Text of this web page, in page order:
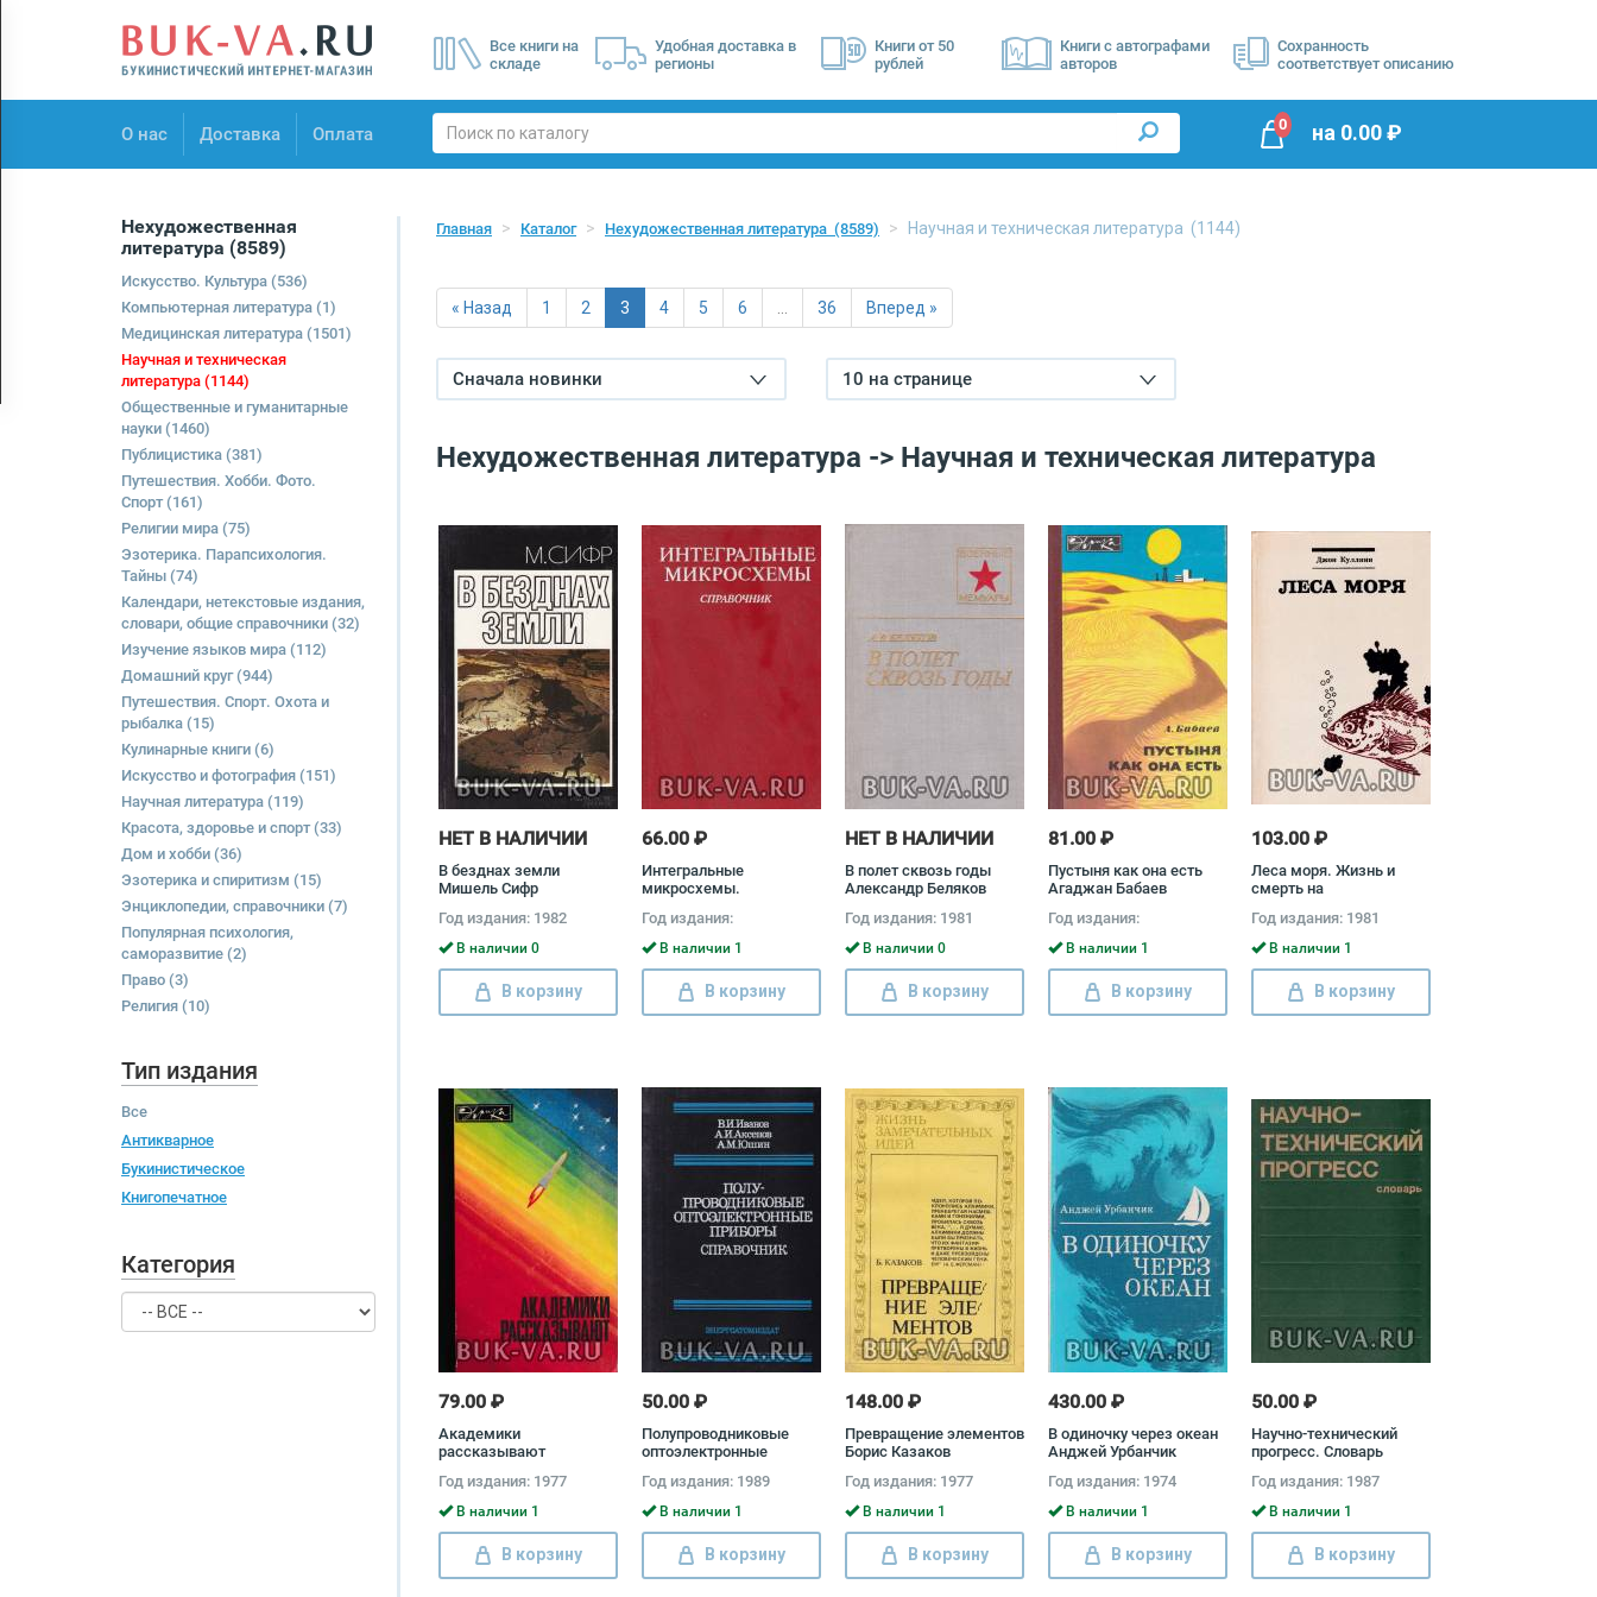
Все книги на
складе
Удобная доставка в
регионы
Книги от 50
рублей
Книги с автографами
авторов
Сохранность
соответствует описанию
О нас Доставка Оплата
О нас
0 на 0.00₽
Нехудожественная
литература (8589)
Искусство. Культура (536)
Компьютерная литература (1)
Медицинская литература (1501)
Научная и техническая
литература (1144)
Общественные и гуманитарные
науки (1460)
Публицистика (381)
Путешествия. Хобби. Фото.
Спорт(161)
Религии мира (75)
Эзотерика. Парапсихология.
Тайны (74)
Календари, нетекстовые издания,
словари, общие справочники (32)
Изучение языков мира (112)
Домашний круг(944)
Путешествия. Спорт. Охота и
рыбалка (15)
Кулинарные книги (6)
Искусство и фотография (151)
Научная литература (119)
Красота, здоровье и спорт(33)
Дом и хобби (36)
Эзотерика и спиритизм (15)
Энциклопедии, справочники (7)
Популярная психология,
саморазвитие (2)
Право (3)
Религия (10)
Тип издания
Все
Антикварное
Букинистическое
Книгопечатное
Категория
Главная Каталог Нехудожественная литература (8589) Научная и техническая литература (1144)
« Назад 1 2 3 4 5 6 36 Вперед »
Сначала новинки 10 на странице
Нехудожественная литература -> Научная и техническая литература
НЕТ В НАЛИЧИИ
В безднах земли
Мишель Сифр
Год издания: 1982
В наличии 0
В корзину
66.00 ₽
Интегральные
микросхемы.
Лунин, Юрий Смирнов
Год издания:
В наличии 1
В корзину
НЕТ В НАЛИЧИИ
В полет сквозь годы
Александр Беляков
Год издания: 1981
В наличии 0
В корзину
81.00 ₽
Пустыня как она есть
Агаджан Бабаев
Год издания:
В наличии 1
В корзину
103.00 ₽
Леса моря. Жизнь и
смерть на
шельфе Джон Л.
Куллини
Год издания: 1981
В наличии 1
В корзину
79.00 ₽
Академики
рассказывают
Год издания: 1977
В наличии 1
В корзину
50.00 ₽
Полупроводниковые
оптоэлектронные
Владимир Иванов,
Алексей Аксенов,
Анатолий Юшин
Год издания: 1989
В наличии 1
В корзину
148.00 ₽
Превращение элементов
Борис Казаков
Год издания: 1977
В наличии 1
В корзину
430.00 ₽
В одиночку через океан
Анджей Урбанчик
Год издания: 1974
В наличии 1
В корзину
50.00 ₽
Научно-технический
прогресс. Словарь
Год издания: 1987
В наличии 1
В корзину